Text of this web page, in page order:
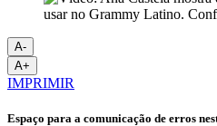
A-
A+
IMPRIMIR
Espaço para a comunicação de erros